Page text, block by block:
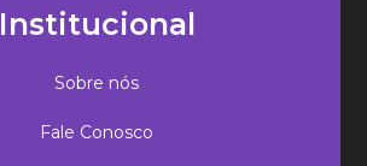
Institucional
Sobre nós
Fale Conosco